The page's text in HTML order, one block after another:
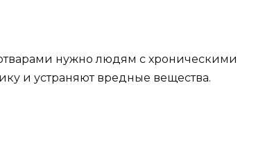
нужно людям с хроническими
и устраняют вредные вещества.